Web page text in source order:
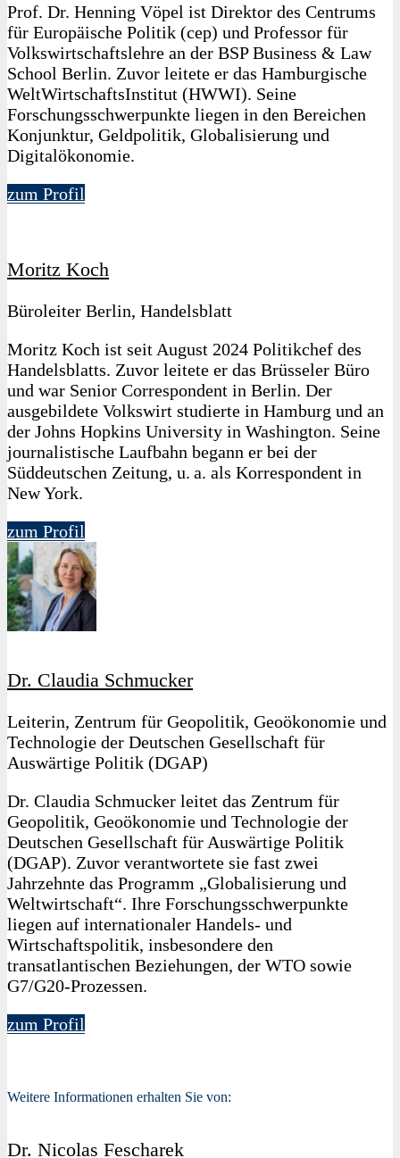
Prof. Dr. Henning Vöpel ist Direktor des Centrums
für Europäische Politik (cep) und Professor für
Volkswirtschaftslehre an der BSP Business & Law
School Berlin. Zuvor leitete er das Hamburgische
WeltWirtschaftsInstitut (HWWI). Seine
Forschungsschwerpunkte liegen in den Bereichen
Konjunktur, Geldpolitik, Globalisierung und
Digitalökonomie.
zum Profil
Moritz Koch
Büroleiter Berlin, Handelsblatt
Moritz Koch ist seit August 2024 Politikchef des
Handelsblatts. Zuvor leitete er das Brüsseler Büro
und war Senior Correspondent in Berlin. Der
ausgebildete Volkswirt studierte in Hamburg und an
der Johns Hopkins University in Washington. Seine
journalistische Laufbahn begann er bei der
Süddeutschen Zeitung, u. a. als Korrespondent in
New York.
zum Profil
Dr. Claudia Schmucker
Leiterin, Zentrum für Geopolitik, Geoökonomie und
Technologie der Deutschen Gesellschaft für
Auswärtige Politik (DGAP)
Dr. Claudia Schmucker leitet das Zentrum für
Geopolitik, Geoökonomie und Technologie der
Deutschen Gesellschaft für Auswärtige Politik
(DGAP). Zuvor verantwortete sie fast zwei
Jahrzehnte das Programm „Globalisierung und
Weltwirtschaft“. Ihre Forschungsschwerpunkte
liegen auf internationaler Handels- und
Wirtschaftspolitik, insbesondere den
transatlantischen Beziehungen, der WTO sowie
G7/G20-Prozessen.
zum Profil
Weitere Informationen erhalten Sie von:
Dr. Nicolas Fescharek